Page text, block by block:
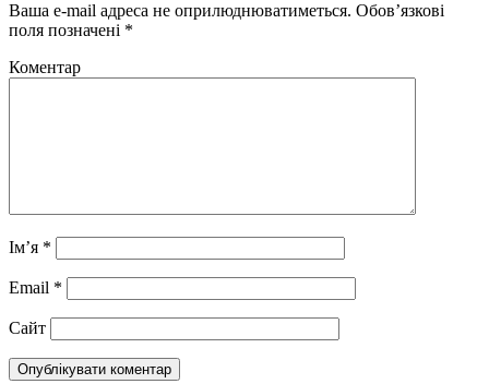
Ваша e-mail адреса не оприлюднюватиметься. Обов’язкові
поля позначені *
Коментар
Ім’я *
Email *
Сайт